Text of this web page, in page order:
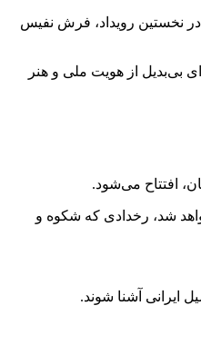
در نخستین رویداد، فرش نفیس
از جزایر ایرانی این پهنه آبی، جلوه‌ای بی‌بدیل از هویت ملی و هنر
شد، رخدادی که شکوه و
ایرانی آشنا شوند.